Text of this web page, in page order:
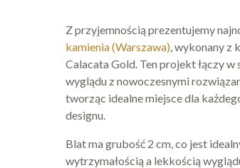
Z przyjemnością prezentujemy
kamienia (Warszawa), wykonany z
Calacata Gold. Ten projekt łączy
wyglądu z nowoczesnymi
tworząc idealne miejsce dla
designu.
Blat ma grubość 2 cm, co jest
wytrzymałością a lekkością